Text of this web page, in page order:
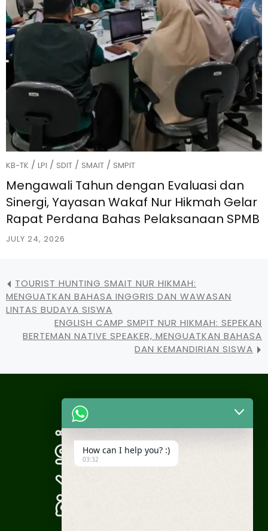
KB-TK / LPI / SDIT / SMAIT / SMPIT
Mengawali Tahun dengan Evaluasi dan
Sinergi, Yayasan Wakaf Nur Hikmah Gelar
Rapat Perdana Bahas Pelaksanaan SPMB
JULY 24, 2026
TOURIST HUNTING SMAIT NUR HIKMAH:
MENGUATKAN BAHASA INGGRIS DAN WAWASAN
LINTAS BUDAYA SISWA
ENGLISH CAMP SMPIT NUR HIKMAH: SEPEKAN
BERTEMAN NATIVE SPEAKER, MENGUATKAN BAHASA
DAN KEMANDIRIAN SISWA
How can I help you? :)
03:32